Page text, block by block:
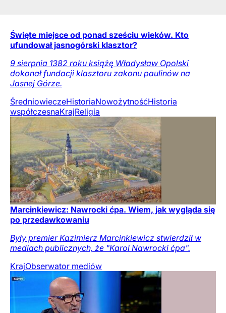
Święte miejsce od ponad sześciu wieków. Kto
ufundował jasnogórski klasztor?
9 sierpnia 1382 roku książę Władysław Opolski
dokonał fundacji klasztoru zakonu paulinów na
Jasnej Górze.
ŚredniowieczeHistoriaNowożytnośćHistoria
współczesnaKrajReligia
Marcinkiewicz: Nawrocki ćpa. Wiem, jak wygląda się
po przedawkowaniu
Były premier Kazimierz Marcinkiewicz stwierdził w
mediach publicznych, że "Karol Nawrocki ćpa".
KrajObserwator mediów